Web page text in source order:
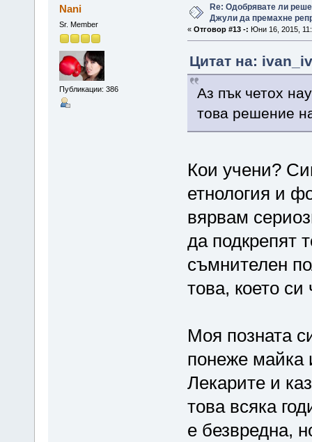
Nani
Sr. Member
Публикации: 386
Re: Одобрявате ли
Джули да премахне
« Отговор #13 -: Юни 16, 2015,
Цитат на:
Аз пък четох
това решение
Кои учени?
етнология и
вярвам
да подкрепят
съмнителен
това, което
Моя позната
понеже майка
Лекарите и
това всяка
е безвредна,